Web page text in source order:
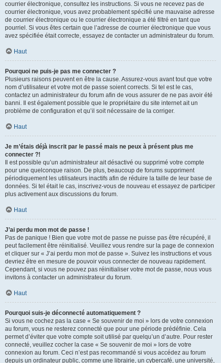
courrier électronique, consultez les instructions. Si vous ne recevez pas de
courrier électronique, vous avez probablement spécifié une mauvaise adresse
de courrier électronique ou le courrier électronique a été filtré en tant que
pourriel. Si vous êtes certain que l’adresse de courrier électronique que vous
avez spécifiée était correcte, essayez de contacter un administrateur du forum.
Haut
Pourquoi ne puis-je pas me connecter ?
Plusieurs raisons peuvent en être la cause. Assurez-vous avant tout que votre
nom d’utilisateur et votre mot de passe soient corrects. Si tel est le cas,
contactez un administrateur du forum afin de vous assurer de ne pas avoir été
banni. Il est également possible que le propriétaire du site internet ait un
problème de configuration et qu’il soit nécessaire de la corriger.
Haut
Je m’étais déjà inscrit par le passé mais ne peux à présent plus me
connecter ?!
Il est possible qu’un administrateur ait désactivé ou supprimé votre compte
pour une quelconque raison. De plus, beaucoup de forums suppriment
périodiquement les utilisateurs inactifs afin de réduire la taille de leur base de
données. Si tel était le cas, inscrivez-vous de nouveau et essayez de participer
plus activement aux discussions du forum.
Haut
J’ai perdu mon mot de passe !
Pas de panique ! Bien que votre mot de passe ne puisse pas être récupéré, il
peut facilement être réinitialisé. Veuillez vous rendre sur la page de connexion
et cliquer sur « J’ai perdu mon mot de passe ». Suivez les instructions et vous
devriez être en mesure de pouvoir vous connecter de nouveau rapidement.
Cependant, si vous ne pouvez pas réinitialiser votre mot de passe, nous vous
invitons à contacter un administrateur du forum.
Haut
Pourquoi suis-je déconnecté automatiquement ?
Si vous ne cochez pas la case « Se souvenir de moi » lors de votre connexion
au forum, vous ne resterez connecté que pour une période prédéfinie. Cela
permet d’éviter que votre compte soit utilisé par quelqu’un d’autre. Pour rester
connecté, veuillez cocher la case « Se souvenir de moi » lors de votre
connexion au forum. Ceci n’est pas recommandé si vous accédez au forum
depuis un ordinateur public, comme une librairie, un cybercafé, une université,